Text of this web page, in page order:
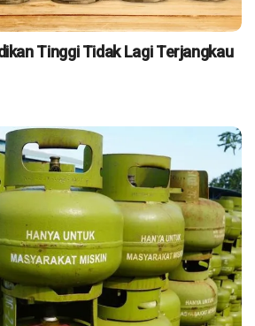
Tinggi Tidak Lagi Terjangkau